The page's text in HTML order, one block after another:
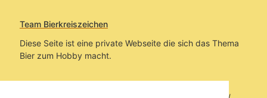
Team Bierkreiszeichen
Diese Seite ist eine private Webseite die sich das Thema
Bier zum Hobby macht.